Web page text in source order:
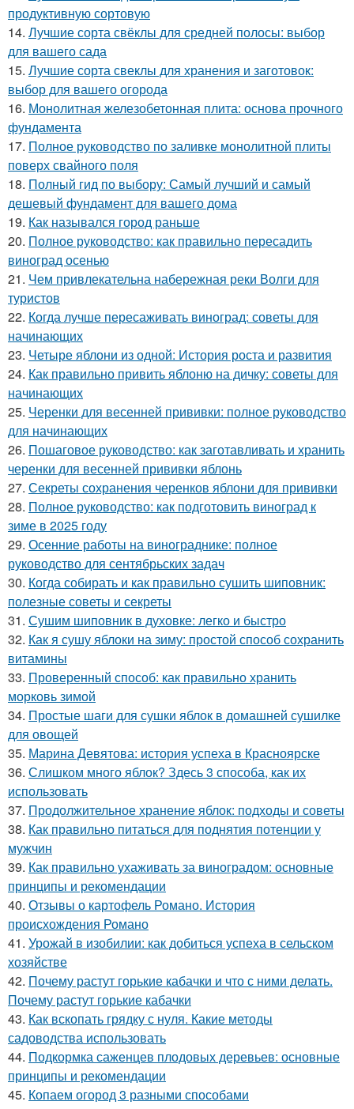
продуктивную сортовую
14. Лучшие сорта свёклы для средней полосы: выбор
для вашего сада
15. Лучшие сорта свеклы для хранения и заготовок:
выбор для вашего огорода
16. Монолитная железобетонная плита: основа прочного
фундамента
17. Полное руководство по заливке монолитной плиты
поверх свайного поля
18. Полный гид по выбору: Самый лучший и самый
дешевый фундамент для вашего дома
19. Как назывался город раньше
20. Полное руководство: как правильно пересадить
виноград осенью
21. Чем привлекательна набережная реки Волги для
туристов
22. Когда лучше пересаживать виноград: советы для
начинающих
23. Четыре яблони из одной: История роста и развития
24. Как правильно привить яблоню на дичку: советы для
начинающих
25. Черенки для весенней прививки: полное руководство
для начинающих
26. Пошаговое руководство: как заготавливать и хранить
черенки для весенней прививки яблонь
27. Секреты сохранения черенков яблони для прививки
28. Полное руководство: как подготовить виноград к
зиме в 2025 году
29. Осенние работы на винограднике: полное
руководство для сентябрьских задач
30. Когда собирать и как правильно сушить шиповник:
полезные советы и секреты
31. Сушим шиповник в духовке: легко и быстро
32. Как я сушу яблоки на зиму: простой способ сохранить
витамины
33. Проверенный способ: как правильно хранить
морковь зимой
34. Простые шаги для сушки яблок в домашней сушилке
для овощей
35. Марина Девятова: история успеха в Красноярске
36. Слишком много яблок? Здесь 3 способа, как их
использовать
37. Продолжительное хранение яблок: подходы и советы
38. Как правильно питаться для поднятия потенции у
мужчин
39. Как правильно ухаживать за виноградом: основные
принципы и рекомендации
40. Отзывы о картофель Романо. История
происхождения Романо
41. Урожай в изобилии: как добиться успеха в сельском
хозяйстве
42. Почему растут горькие кабачки и что с ними делать.
Почему растут горькие кабачки
43. Как вскопать грядку с нуля. Какие методы
садоводства использовать
44. Подкормка саженцев плодовых деревьев: основные
принципы и рекомендации
45. Копаем огород 3 разными способами